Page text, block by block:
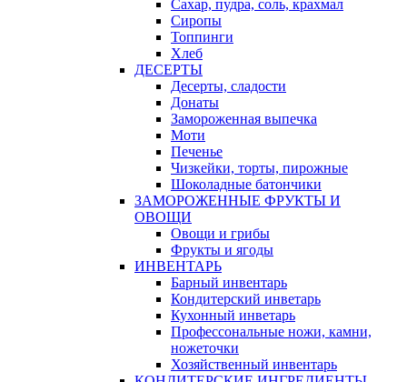
Сахар, пудра, соль, крахмал
Сиропы
Топпинги
Хлеб
ДЕСЕРТЫ
Десерты, сладости
Донаты
Замороженная выпечка
Моти
Печенье
Чизкейки, торты, пирожные
Шоколадные батончики
ЗАМОРОЖЕННЫЕ ФРУКТЫ И
ОВОЩИ
Овощи и грибы
Фрукты и ягоды
ИНВЕНТАРЬ
Барный инвентарь
Кондитерский инветарь
Кухонный инветарь
Профессональные ножи, камни,
ножеточки
Хозяйственный инвентарь